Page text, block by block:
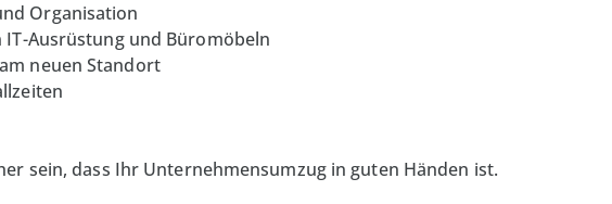
Organisation
Ausrüstung und Büromöbeln
neuen Standort
sein, dass Ihr Unternehmensumzug in guten Händen ist.